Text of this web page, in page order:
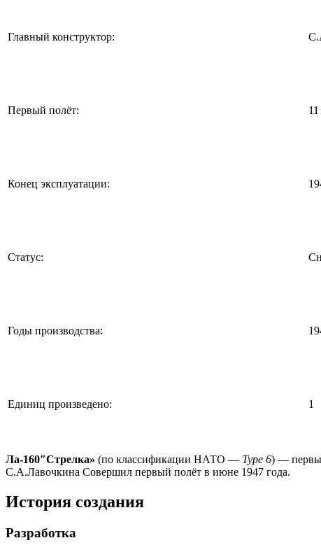
Главный конструктор:
Первый полёт:
Конец эксплуатации:
Статус:
Годы производства:
Единиц произведено: 1
Ла-160″Стрелка» (по классификации НАТО — Type 6) —
С.А.Лавочкина Совершил первый полёт в июне 1947 года.
История создания
Разработка